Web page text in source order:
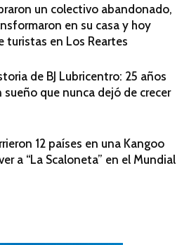
un colectivo abandonado,
en su casa y hoy
turistas en Los Reartes
de BJ Lubricentro: 25 años
sueño que nunca dejó de crecer
12 países en una Kangoo
a “La Scaloneta” en el Mundial